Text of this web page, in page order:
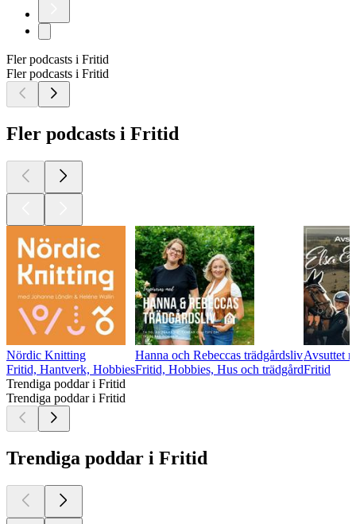
Fler podcasts i Fritid
Fler podcasts i Fritid
Fler podcasts i Fritid
Nördic Knitting
Fritid, Hantverk, Hobbies
Hanna och Rebeccas trädgårdsliv
Fritid, Hobbies, Hus och trädgård
Avsuttet
Fritid
Trendiga poddar i Fritid
Trendiga poddar i Fritid
Trendiga poddar i Fritid